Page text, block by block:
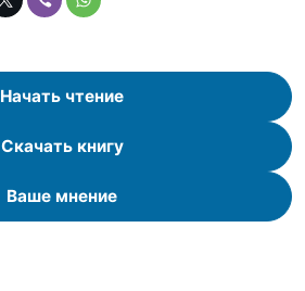
Начать чтение
Скачать книгу
Ваше мнение